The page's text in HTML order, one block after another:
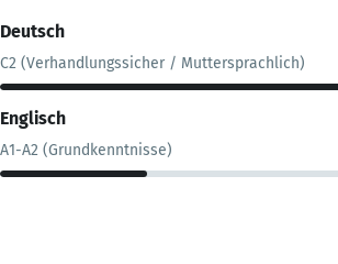
Deutsch
C2 (Verhandlungssicher / Muttersprachlich)
Englisch
A1-A2 (Grundkenntnisse)